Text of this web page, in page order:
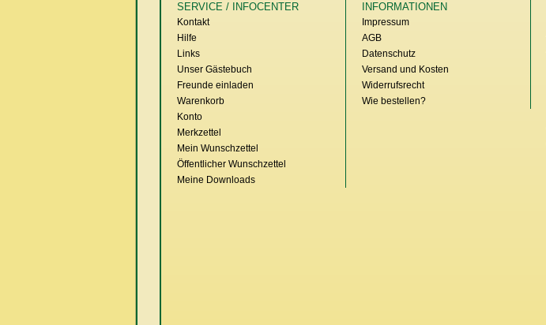
SERVICE / INFOCENTER
Kontakt
Hilfe
Links
Unser Gästebuch
Freunde einladen
Warenkorb
Konto
Merkzettel
Mein Wunschzettel
Öffentlicher Wunschzettel
Meine Downloads
INFORMATIONEN
Impressum
AGB
Datenschutz
Versand und Kosten
Widerrufsrecht
Wie bestellen?